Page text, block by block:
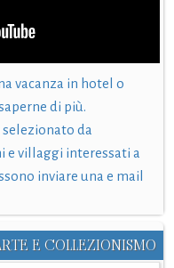
vacanza in hotel o
di più.
da
e villaggi interessati a
inviare una e mail
E COLLEZIONISMO